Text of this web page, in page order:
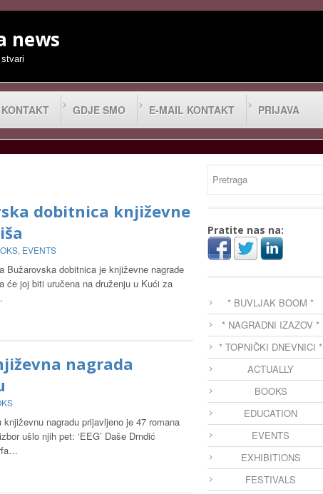
news
KONTAKT GDJE SMO E-MAIL KONTAKT PRIJAVA
dobitnica književne
, EVENTS
Bužarovska dobitnica je književne nagrade
će joj biti uručena na druženju u Kući za
nagrada
nagradu prijavljeno je 47 romana
ušlo njih pet: ‘EEG’ Daše Drndić
Pratite nas na:
* BUVLJAK BOOM *
* NAGRADNI IZAZOV *
* TOPNIČKI DNEVNICI *
ACTUALLY
BOOKS
EDUCATION
EVENTS
EXHIBITIONS
FESTIVALS